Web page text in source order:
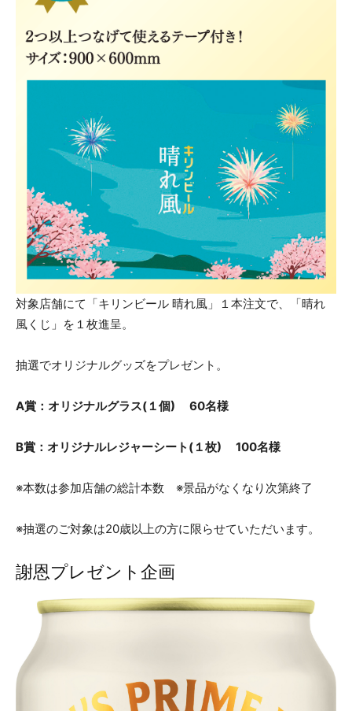
対象店舗にて「キリンビール 晴れ風」１本注文で、「晴れ
風くじ」を１枚進呈。
抽選でオリジナルグッズをプレゼント。
A賞：オリジナルグラス(１個) 60名様
B賞：オリジナルレジャーシート(１枚) 100名様
※本数は参加店舗の総計本数 ※景品がなくなり次第終了
※抽選のご対象は20歳以上の方に限らせていただいます。
謝恩プレゼント企画